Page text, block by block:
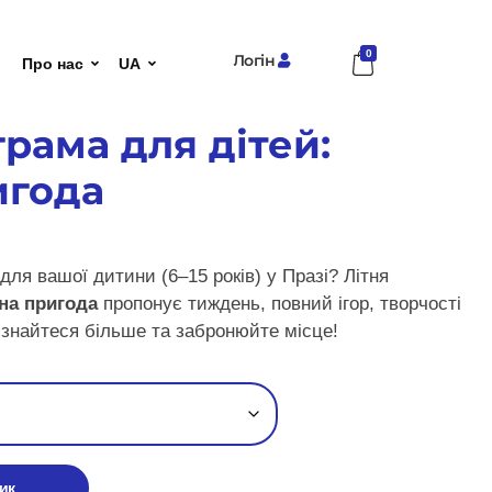
Про нас UA Логін 0
для дітей:
вашої дитини (6–15 років) у Празі? Літня
пригодапропонує тиждень, повний ігор, творчості
більше та забронюйте місце!